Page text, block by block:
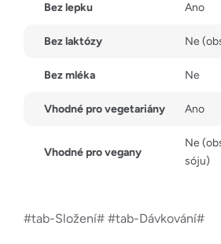
Bez lepku Ano
Bez laktózy Ne
Bez mléka Ne
Vhodné pro vegetariány Ano
Vhodné pro vegany
Ne
sóju)
#tab-Složení# #tab-Dávkování#